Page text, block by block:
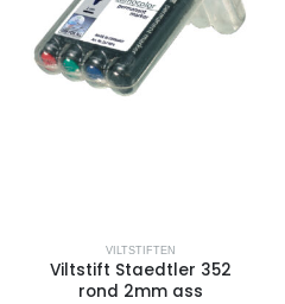
VILTSTIFTEN
Viltstift Staedtler 352
rond 2mm ass